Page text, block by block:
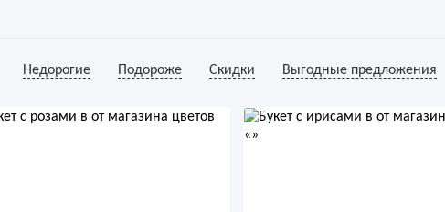
Недорогие Подороже Скидки Выгодные предложения